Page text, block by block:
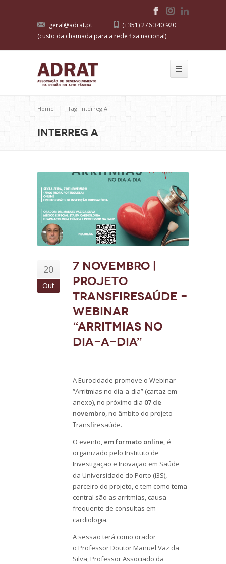
geral@adrat.pt
(+351) 276 340 920
(custo da chamada para a rede fixa nacional)
Home Tag: interreg A
interreg A
20
Out
7 novembro |
Projeto
Transfiresaúde –
Webinar
“Arritmias no
dia-a-dia”
A Eurocidade promove o Webinar
“Arritmias no dia-a-dia” (cartaz em
anexo), no próximo dia 07 de
novembro, no âmbito do projeto
Transfiresaúde.
O evento, em formato online, é
organizado pelo Instituto de
Investigação e Inovação em Saúde
da Universidade do Porto (i3S),
parceiro do projeto, e tem como tema
central são as arritmias, causa
frequente de consultas em
cardiologia.
A sessão terá como orador
o Professor Doutor Manuel Vaz da
Silva, Professor Associado da